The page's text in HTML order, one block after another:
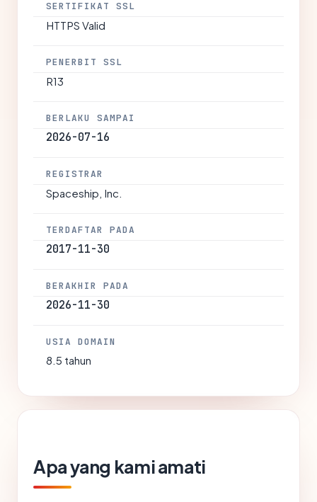
SERTIFIKAT SSL
HTTPS Valid
PENERBIT SSL
R13
BERLAKU SAMPAI
2026-07-16
REGISTRAR
Spaceship, Inc.
TERDAFTAR PADA
2017-11-30
BERAKHIR PADA
2026-11-30
USIA DOMAIN
8.5 tahun
Apa yang kami amati